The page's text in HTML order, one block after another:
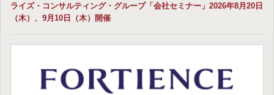
ライズ・コンサルティング・グループ「会社セミナー」2026年8月20日
（木）、9月10日（木）開催